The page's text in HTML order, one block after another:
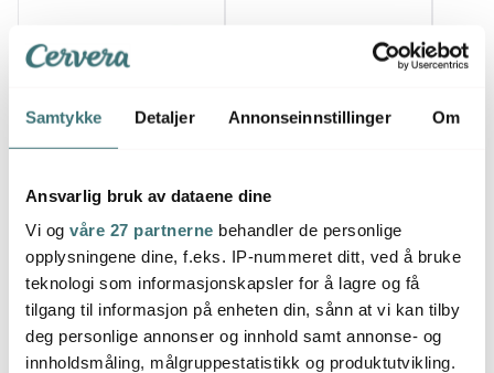
Samtykke Detaljer Annonseinnstillinger Om
Ansvarlig bruk av dataene dine
Vi og våre 27 partnerne behandler de personlige
opplysningene dine, f.eks. IP-nummeret ditt, ved å bruke
teknologi som informasjonskapsler for å lagre og få
tilgang til informasjon på enheten din, sånn at vi kan tilby
deg personlige annonser og innhold samt annonse- og
innholdsmåling, målgruppestatistikk og produktutvikling.
Le Creuset
Craft stor gryteskje
black
209 kr
På lager
Le Creuset
Craft gryteskje 28 cm
bamboo green
209 kr
flint